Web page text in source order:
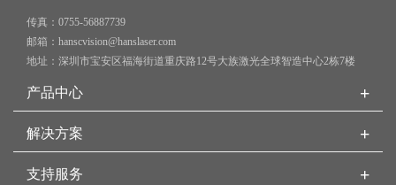
传真：0755-56887739
邮箱：hanscvision@hanslaser.com
地址：深圳市宝安区福海街道重庆路12号大族激光全球智造中心2栋7楼
产品中心 +
解决方案 +
支持服务 +